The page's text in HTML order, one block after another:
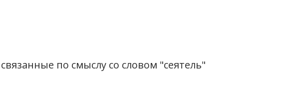
по смыслу со словом "сеятель"